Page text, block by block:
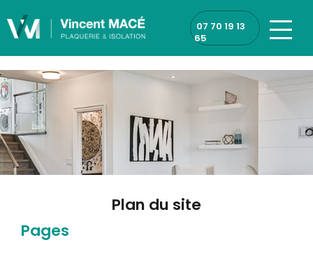
07 70 19 13
65
Plan du site
Pages